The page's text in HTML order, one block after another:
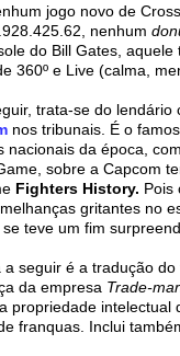
jogo novo de
nenhum
do Bill Gates, aquele
360º e Live (calma,
trata-se do lendário
nos tribunais. É o
nacionais da época,
sobre a Capcom
Fighters History. Pois
gritantes no
teve um fim
a seguir é a tradução
da empresa Trade-
propriedade intelectual
franquas. Inclui